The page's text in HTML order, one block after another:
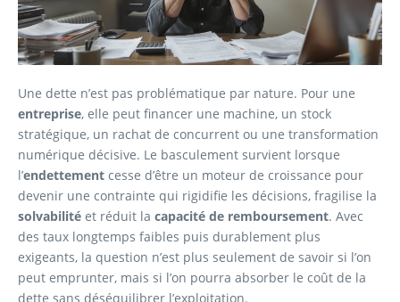
Une dette n’est pas problématique par nature. Pour une
entreprise, elle peut financer une machine, un stock
stratégique, un rachat de concurrent ou une transformation
numérique décisive. Le basculement survient lorsque
l’endettement cesse d’être un moteur de croissance pour
devenir une contrainte qui rigidifie les décisions, fragilise la
solvabilité et réduit la capacité de remboursement. Avec
des taux longtemps faibles puis durablement plus
exigeants, la question n’est plus seulement de savoir si l’on
peut emprunter, mais si l’on pourra absorber le coût de la
dette sans déséquilibrer l’exploitation.